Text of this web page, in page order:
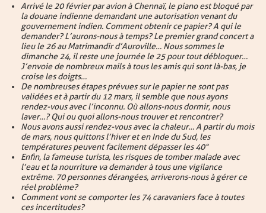
Arrivé le 20 février par avion à Chennaï, le piano est bloqué par
la douane indienne demandant une autorisation venant du
gouvernement indien. Comment obtenir ce papier ? A qui le
demander ? L’aurons-nous à temps ? Le premier grand concert a
lieu le 26 au Matrimandir d’Auroville… Nous sommes le
dimanche 24, il reste une journée le 25 pour tout débloquer…
J’envoie de nombreux mails à tous les amis qui sont là-bas, je
croise les doigts…
De nombreuses étapes prévues sur le papier ne sont pas
validées et à partir du 12 mars, il semble que nous ayons
rendez-vous avec l’inconnu. Où allons-nous dormir, nous
laver…? Qui ou quoi allons-nous trouver et rencontrer ?
Nous avons aussi rendez-vous avec la chaleur… A partir du mois
de mars, nous quittons l’hiver et en Inde du Sud, les
températures peuvent facilement dépasser les 40°
Enfin, la fameuse turista, les risques de tomber malade avec
l’eau et la nourriture va demander à tous une vigilance
extrême. 70 personnes dérangées, arriverons-nous à gérer ce
réel problème ?
Comment vont se comporter les 74 caravaniers face à toutes
ces incertitudes ?